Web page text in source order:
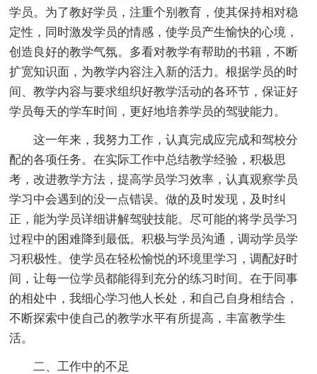
学员。为了教好学员，注重个别教育，使其保持相对稳
定性，同时激发学员的情感，使学员产生愉快的心境，
创造良好的教学气氛。多看对教学有帮助的书籍，不断
扩宽知识面，为教学内容注入新的活力。根据学员的时
间、教学内容与要求组织好教学活动的各环节，保证好
学员每天的学车时间，更好地培养学员的驾驶能力。
这一年来，我努力工作，认真完成应完成和驾校分
配的各项任务。在实际工作中总结教学经验，积极思
考，改进教学方法，提高学员学习效率，认真观察学员
学习中会遇到的没一点错误。做的及时发现，及时纠
正，能为学员详细讲解驾驶技能。尽可能的将学员学习
过程中的困难降到最低。积极与学员沟通，调动学员学
习积极性。使学员在轻松愉悦的环境里学习，调配好时
间，让每一位学员都能得到充分的练习时间。在于同事
的相处中，我细心学习他人长处，和自己自身相结合，
不断探索中使自己的教学水平有所提高，丰富教学生
活。
二、工作中的不足